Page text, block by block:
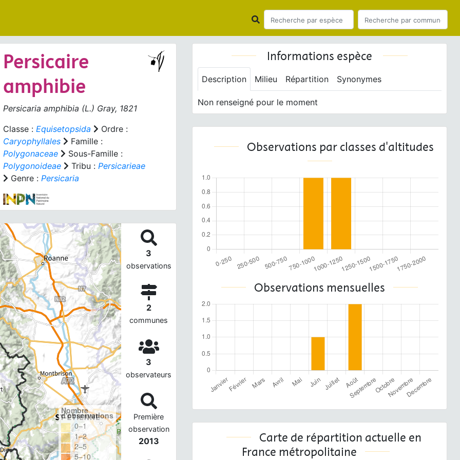
Persicaire
amphibie
Persicaria amphibia (L.) Gray, 1821
Classe : Equisetopsida
Ordre :
Caryophyllales
Famille :
Polygonaceae
Sous-Famille :
Polygonoideae
Tribu : Persicarieae
Genre : Persicaria
Nombre
d'observations
0–1
1–2
2–5
5–10
3
observations
2
communes
3
observateurs
Première
observation
2013
Informations espèce
Description Milieu Répartition Synonymes
Non renseigné pour le moment
Observations par classes d'altitudes
Observations mensuelles
Carte de répartition actuelle en
France métropolitaine